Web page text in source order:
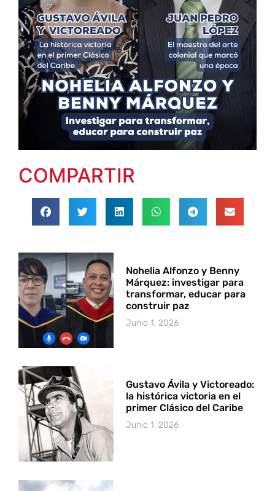
COMPARTIR
Nohelia Alfonzo y Benny
Márquez: investigar para
transformar, educar para
construir paz
Junio 1, 2026
Gustavo Ávila y Victoreado:
la histórica victoria en el
primer Clásico del Caribe
Junio 1, 2026